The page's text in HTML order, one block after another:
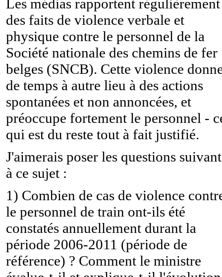
Les médias rapportent régulièrement
des faits de violence verbale et
physique contre le personnel de la
Société nationale des chemins de fer
belges (SNCB). Cette violence
de temps à autre lieu à des actions
spontanées et non annoncées, et
préoccupe fortement le personnel -
qui est du reste tout à fait justifié.
J'aimerais poser les questions
à ce sujet :
1) Combien de cas de violence
le personnel de train ont-ils été
constatés annuellement durant la
période 2006-2011 (période de
référence) ? Comment le ministre